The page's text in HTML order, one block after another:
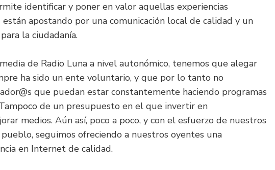
identificar y poner en valor aquellas experiencias
apostando por una comunicación local de calidad y un
la ciudadanía.
de Radio Luna a nivel autonómico, tenemos que alegar
ha sido un ente voluntario, y que por lo tanto no
que puedan estar constantemente haciendo programas
de un presupuesto en el que invertir en
medios. Aún así, poco a poco, y con el esfuerzo de nuestros
seguimos ofreciendo a nuestros oyentes una
en Internet de calidad.